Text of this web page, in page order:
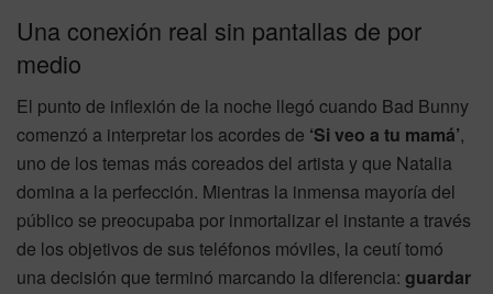
Una conexión real sin pantallas de por
medio
El punto de inflexión de la noche llegó cuando Bad Bunny
comenzó a interpretar los acordes de ‘Si veo a tu mamá’,
uno de los temas más coreados del artista y que Natalia
domina a la perfección. Mientras la inmensa mayoría del
público se preocupaba por inmortalizar el instante a través
de los objetivos de sus teléfonos móviles, la ceutí tomó
una decisión que terminó marcando la diferencia: guardar